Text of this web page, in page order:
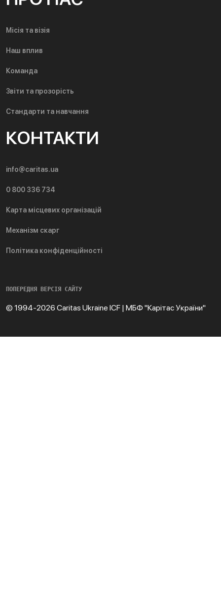
Місія та візія
Наш вплив
Команда
Звіти та прозорість
Стандарти та навчання
КОНТАКТИ
info@caritas.ua
0 800 336 734
Карта місцевих організацій
Механізм скарг
Політика конфіденційності
ПОПЕРЕДНЯ ВЕРСІЯ САЙТУ
© 1994-2026 Caritas Ukraine ICF | МБФ "Карітас України"